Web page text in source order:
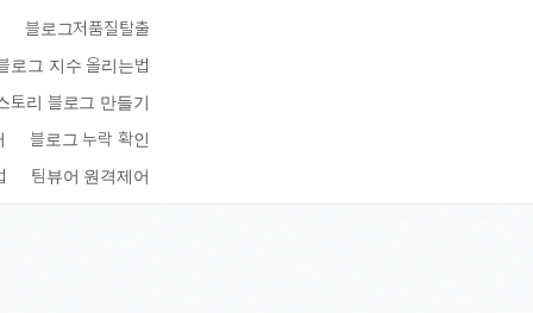
블로그저품질탈출
로그 지수 올리는법
토리 블로그 만들기
블로그 누락 확인
팀뷰어 원격제어